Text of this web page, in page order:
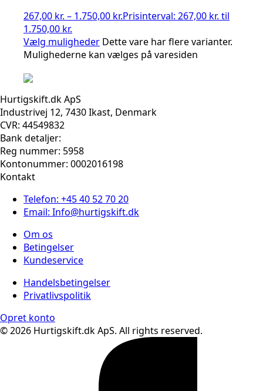
267,00 kr. – 1.750,00 kr.Prisinterval: 267,00 kr. til
1.750,00 kr.
Vælg muligheder Dette vare har flere varianter.
Mulighederne kan vælges på varesiden
Hurtigskift.dk ApS
Industrivej 12, 7430 Ikast, Denmark
CVR: 44549832
Bank detaljer:
Reg nummer: 5958
Kontonummer: 0002016198
Kontakt
Telefon: +45 40 52 70 20
Email: Info@hurtigskift.dk
Om os
Betingelser
Kundeservice
Handelsbetingelser
Privatlivspolitik
Opret konto
© 2026 Hurtigskift.dk ApS. All rights reserved.